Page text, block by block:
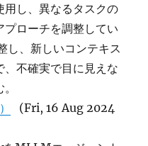
用し、異なるタスクの
ローチを調整してい
し、新しいコンテキス
、不確実で目に見えな
(Fri, 16 Aug 2024